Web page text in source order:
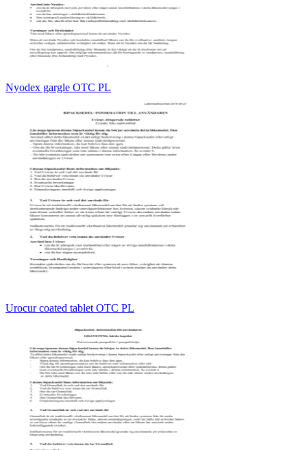
Nyodex gargle OTC PL
Urocur coated tablet OTC PL